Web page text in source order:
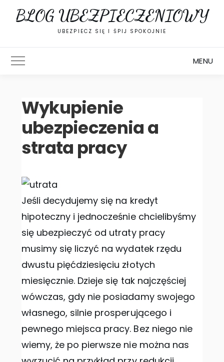
BLOG UBEZPIECZENIOWY
UBEZPIECZ SIĘ I ŚPIJ SPOKOJNIE
Toggle Main Menu MENU
Wykupienie
ubezpieczenia a
strata pracy
Jeśli decydujemy się na kredyt
hipoteczny i jednocześnie chcielibyśmy
się ubezpieczyć od utraty pracy
musimy się liczyć na wydatek rzędu
dwustu pięćdziesięciu złotych
miesięcznie. Dzieje się tak najczęściej
wówczas, gdy nie posiadamy swojego
własnego, silnie prosperującego i
pewnego miejsca pracy. Bez niego nie
wiemy, że po pierwsze nie można nas